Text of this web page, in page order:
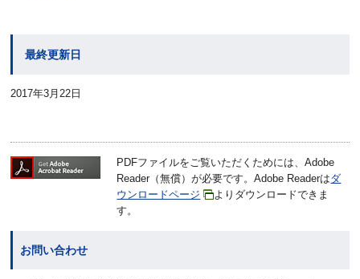
最終更新日
2017年3月22日
PDFファイルをご覧いただくためには、Adobe
Reader（無償）が必要です。Adobe Readerはダ
ウンロードページ
よりダウンロードできま
す。
お問い合わせ